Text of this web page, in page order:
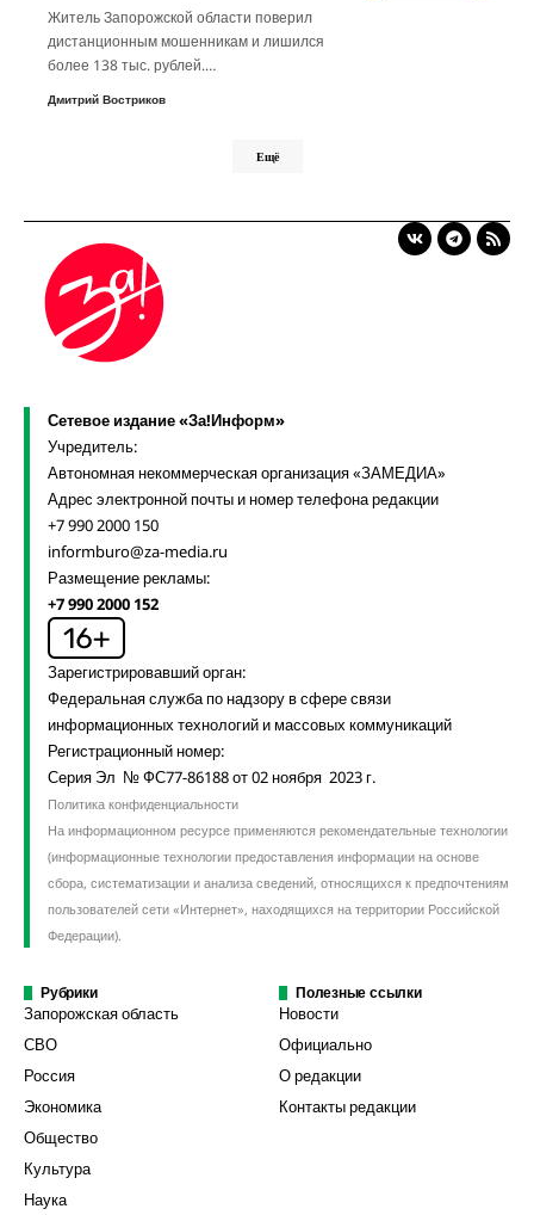
Житель Запорожской области поверил
дистанционным мошенникам и лишился
более 138 тыс. рублей.…
Дмитрий Востриков
Ещё
Сетевое издание «За!Информ»
Учредитель:
Автономная некоммерческая организация «ЗАМЕДИА»
Адрес электронной почты и номер телефона редакции
+7 990 2000 150
informburo@za-media.ru
Размещение рекламы:
+7 990 2000 152
Зарегистрировавший орган:
Федеральная служба по надзору в сфере связи
информационных технологий и массовых коммуникаций
Регистрационный номер:
Серия Эл № ФС77-86188 от 02 ноября 2023 г.
Политика конфиденциальности
На информационном ресурсе применяются рекомендательные технологии
(информационные технологии предоставления информации на основе
сбора, систематизации и анализа сведений, относящихся к предпочтениям
пользователей сети «Интернет», находящихся на территории Российской
Федерации).
Рубрики
Запорожская область
СВО
Россия
Экономика
Общество
Культура
Наука
Полезные ссылки
Новости
Официально
О редакции
Контакты редакции